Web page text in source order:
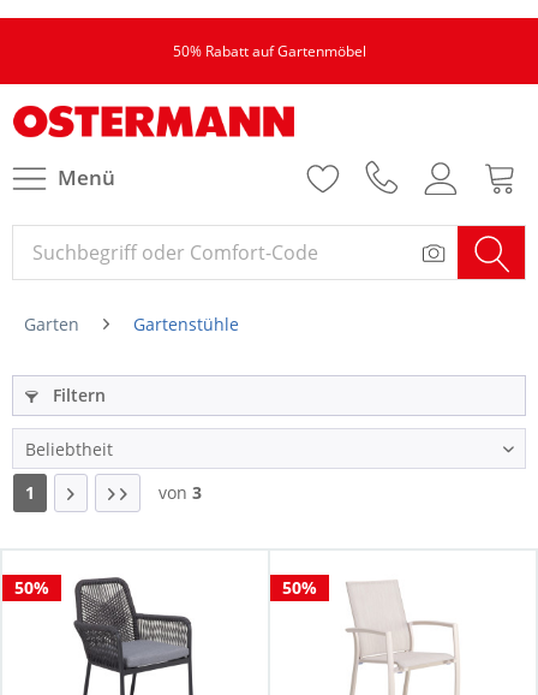
50% Rabatt auf Gartenmöbel
Menü
Garten Gartenstühle
Filtern
1 von 3
50% 50%